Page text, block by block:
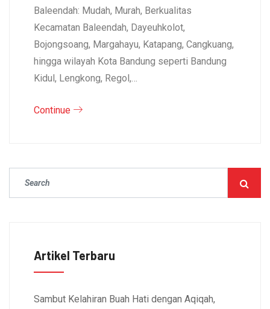
Baleendah: Mudah, Murah, Berkualitas
Kecamatan Baleendah, Dayeuhkolot,
Bojongsoang, Margahayu, Katapang, Cangkuang,
hingga wilayah Kota Bandung seperti Bandung
Kidul, Lengkong, Regol,…
Continue
Artikel Terbaru
Sambut Kelahiran Buah Hati dengan Aqiqah,